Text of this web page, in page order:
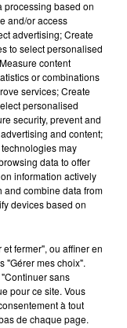
: des
processing based on
and/or access
advertising; Create
to select personalised
content
or combinations
services; Create
personalised
security, prevent and
and content;
may
data to offer
information actively
and combine data from
devices based on
fermer", ou affiner en
"Gérer mes choix".
sans
pour ce site. Vous
à tout
de chaque page.